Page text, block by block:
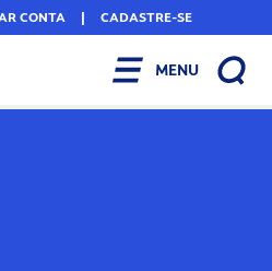
CONTA | CADASTRE-SE
MENU